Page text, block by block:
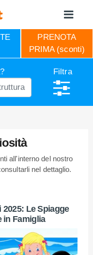
PRENOTA
PRIMA (sconti)
Filtra
all'interno del nostro
nel dettaglio.
Le Spiagge
in Famiglia